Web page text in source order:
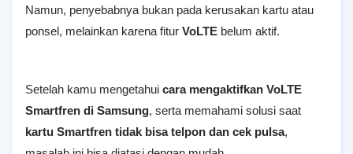
Namun, penyebabnya bukan pada kerusakan kartu atau
ponsel, melainkan karena fitur VoLTE belum aktif.
Setelah kamu mengetahui cara mengaktifkan VoLTE
Smartfren di Samsung, serta memahami solusi saat
kartu Smartfren tidak bisa telpon dan cek pulsa,